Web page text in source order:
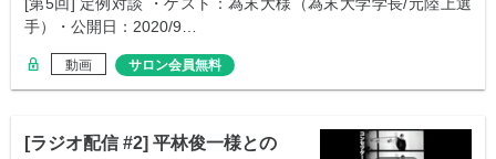
手）・公開日：2020/9…
動画 サロン会員無料
[ラジオ配信 #2] 平林俊一様との